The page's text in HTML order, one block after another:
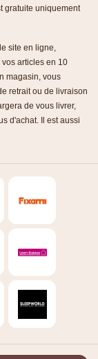
gratuite uniquement
site en ligne,
articles en 10
magasin, vous
retrait ou de livraison
de vous livrer,
d'achat. Il est aussi